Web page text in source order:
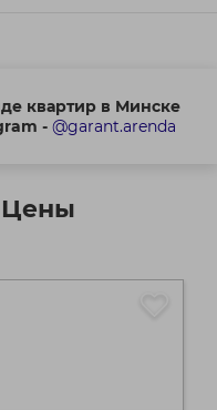
квартир в Минске
- @garant.arenda